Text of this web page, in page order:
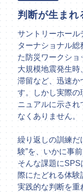
判断が生まれ
サントリーホール
ターナショナル
た防災ワークショ
大規模地震発生時
滞留など、迅速か
す。しかし実際の
ニュアルに示さ
なくありません。
繰り返しの訓練だ
験”を、いかに事
そんな課題に
際にたどれる体
実践的な判断を重